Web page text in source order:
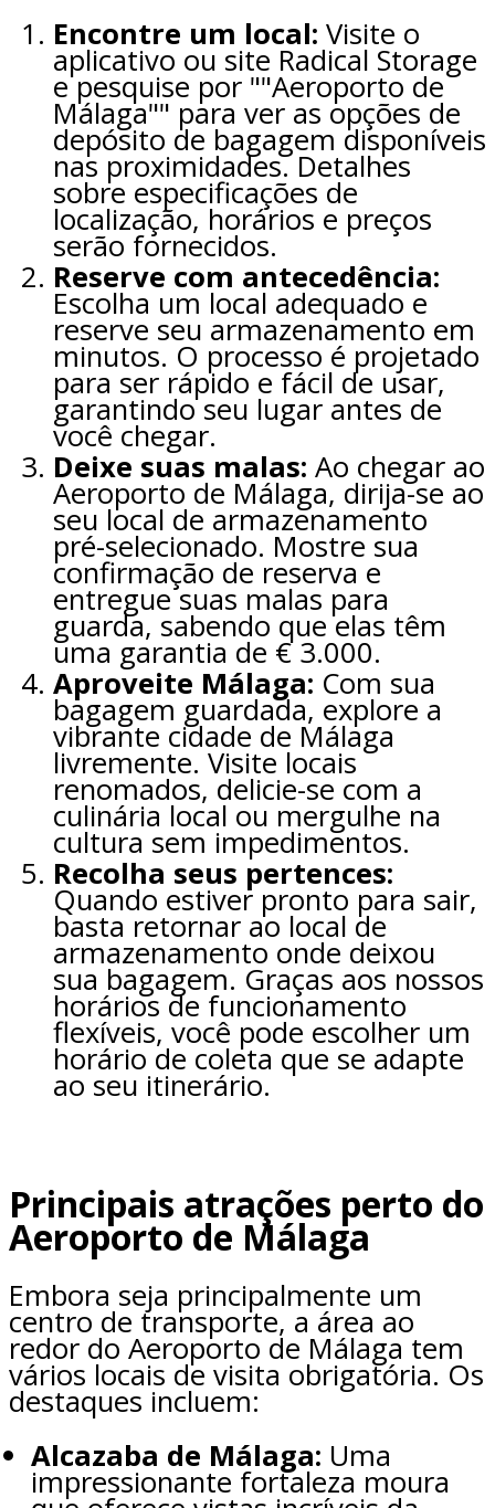
Encontre um local: Visite o
aplicativo ou site Radical Storage
e pesquise por ""Aeroporto de
Málaga"" para ver as opções de
depósito de bagagem disponíveis
nas proximidades. Detalhes
sobre especificações de
localização, horários e preços
serão fornecidos.
Reserve com antecedência:
Escolha um local adequado e
reserve seu armazenamento em
minutos. O processo é projetado
para ser rápido e fácil de usar,
garantindo seu lugar antes de
você chegar.
Deixe suas malas: Ao chegar ao
Aeroporto de Málaga, dirija-se ao
seu local de armazenamento
pré-selecionado. Mostre sua
confirmação de reserva e
entregue suas malas para
guarda, sabendo que elas têm
uma garantia de € 3.000.
Aproveite Málaga: Com sua
bagagem guardada, explore a
vibrante cidade de Málaga
livremente. Visite locais
renomados, delicie-se com a
culinária local ou mergulhe na
cultura sem impedimentos.
Recolha seus pertences:
Quando estiver pronto para sair,
basta retornar ao local de
armazenamento onde deixou
sua bagagem. Graças aos nossos
horários de funcionamento
flexíveis, você pode escolher um
horário de coleta que se adapte
ao seu itinerário.
Principais atrações perto do
Aeroporto de Málaga
Embora seja principalmente um
centro de transporte, a área ao
redor do Aeroporto de Málaga tem
vários locais de visita obrigatória. Os
destaques incluem:
Alcazaba de Málaga: Uma
impressionante fortaleza moura